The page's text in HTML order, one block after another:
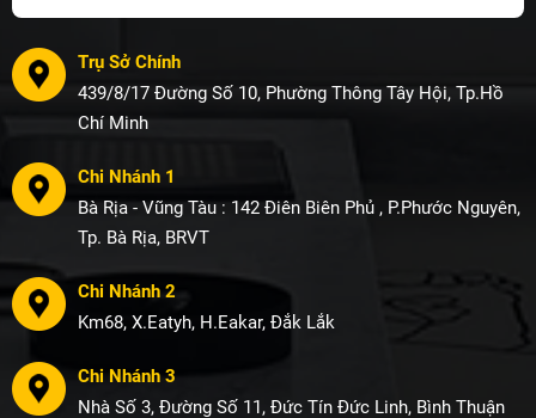
Trụ Sở Chính
439/8/17 Đường Số 10, Phường Thông Tây Hội, Tp.Hồ
Chí Minh
Chi Nhánh 1
Bà Rịa - Vũng Tàu : 142 Điên Biên Phủ , P.Phước Nguyên,
Tp. Bà Rịa, BRVT
Chi Nhánh 2
Km68, X.Eatyh, H.Eakar, Đắk Lắk
Chi Nhánh 3
Nhà Số 3, Đường Số 11, Đức Tín Đức Linh, Bình Thuận